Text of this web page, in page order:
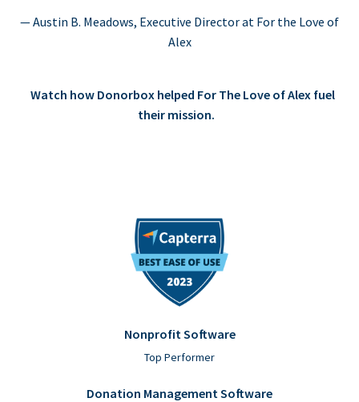
— Austin B. Meadows, Executive Director at For the Love of
Alex
Watch how Donorbox helped For The Love of Alex fuel
their mission.
Nonprofit Software
Top Performer
Donation Management Software